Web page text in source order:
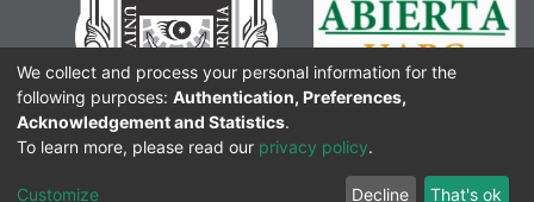
We collect and process your personal information for the
following purposes: Authentication, Preferences,
Acknowledgement and Statistics.
To learn more, please read our privacy policy.
Customize Decline That's ok